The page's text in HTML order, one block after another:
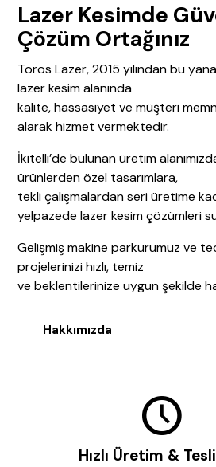
Lazer Kesimde
Çözüm Ortağınız
Toros Lazer, 2015 yılından bu
lazer kesim alanında
kalite, hassasiyet ve müşteri
alarak hizmet vermektedir.
İkitelli’de bulunan üretim
ürünlerden özel tasarımlara,
tekli çalışmalardan seri üretime
yelpazede lazer kesim çözümleri
Gelişmiş makine parkurumuz ve
projelerinizi hızlı, temiz
ve beklentilerinize uygun şekilde
Hakkımızda
Hızlı Üretim &